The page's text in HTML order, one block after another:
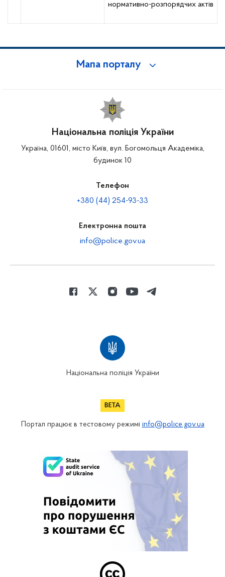
нормативно-розпорядчих актів
Мапа порталу
Національна поліція України
Україна, 01601, місто Київ, вул. Богомольця Академіка,
будинок 10
Телефон
+380 (44) 254-93-33
Електронна пошта
info@police.gov.ua
Національна поліція України
Портал працює в тестовому режимі info@police.gov.ua